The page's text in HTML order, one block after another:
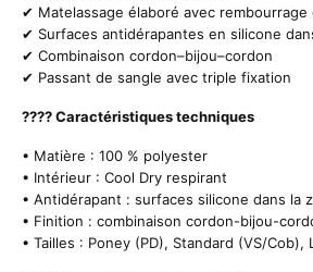
✔ Matelassage élaboré avec rembourrage
✔ Surfaces antidérapantes en silicone
✔ Combinaison cordon–bijou–cordon
✔ Passant de sangle avec triple fixation
???? Caractéristiques techniques
• Matière : 100 % polyester
• Intérieur : Cool Dry respirant
• Antidérapant : surfaces silicone dans la
• Finition : combinaison cordon-bijou-
• Tailles : Poney (PD), Standard (VS/Cob),